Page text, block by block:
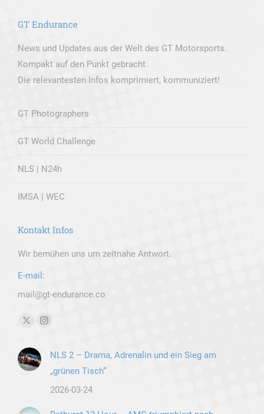
GT Endurance
News und Updates aus der Welt des GT Motorsports.
Kompakt auf den Punkt gebracht.
Die relevantesten Infos komprimiert, kommuniziert!
GT Photographers
GT World Challenge
NLS | N24h
IMSA | WEC
Kontakt Infos
Wir bemühen uns um zeitnahe Antwort.
E-mail:
mail@gt-endurance.co
Finden Sie uns auf:
X
opens
in
Instagram
opens
in
new
NLS 2 – Drama, Adrenalin und ein Sieg am
„grünen Tisch“
2026-03-24